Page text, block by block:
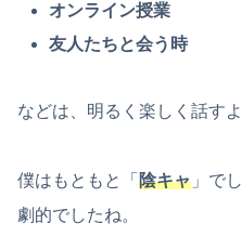
オンライン授業
友人たちと会う時
などは、明るく楽しく話す
僕はもともと「 陰キャ 」で
劇的でしたね。